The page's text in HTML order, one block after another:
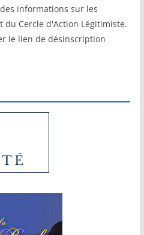
informations sur les
du Cercle d'Action Légitimiste.
le lien de désinscription